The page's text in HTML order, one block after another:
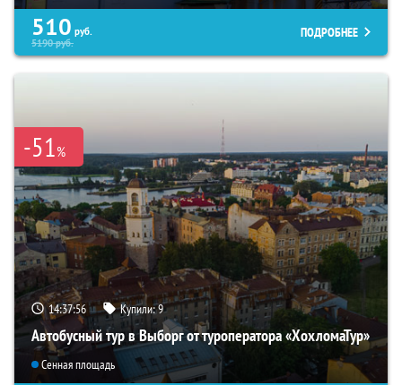
510 руб.
5190руб.
ПОДРОБНЕЕ
-51%
14:37:53 Купили:9
Автобусный тур в Выборг от туроператора «ХохломаТур»
Сенная площадь